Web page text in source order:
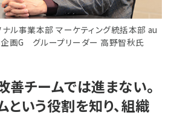
ル事業本部 マーケティング統括本部 au
企画G グループリーダー 高野智秋氏
善チームでは進まない。
という役割を知り、組織